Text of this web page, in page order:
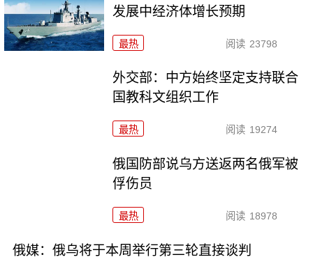
发展中经济体增长预期
最热 阅读 23798
外交部：中方始终坚定支持联合
国教科文组织工作
最热 阅读 19274
俄国防部说乌方送返两名俄军被
俘伤员
最热 阅读 18978
俄媒：俄乌将于本周举行第三轮直接谈判